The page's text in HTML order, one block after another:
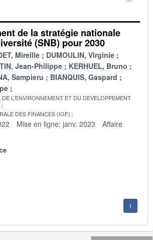
de la stratégie nationale
(SNB) pour 2030
Mireille
DUMOULIN, Virginie
Jean-Philippe
KERHUEL, Bruno
Sampieru
BIANQUIS, Gaspard
L'ENVIRONNEMENT ET DU DEVELOPPEMENT
DES FINANCES (IGF)
Mise en ligne: janv. 2023
Affaire
1